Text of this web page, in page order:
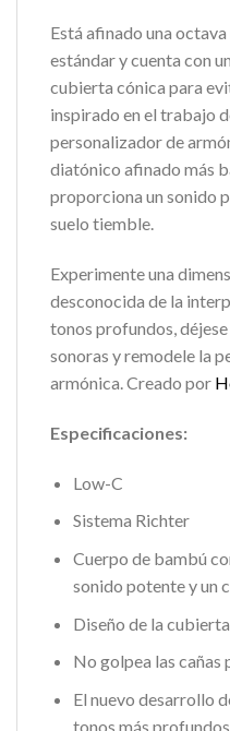
Está afinado una
estándar y cuenta con
cubierta cónica para
inspirado en el trabajo
personalizador de
diatónico afinado más
proporciona un sonido
suelo tiemble.
Experimente una
desconocida de la
tonos profundos,
sonoras y remodele la
armónica. Creado por
Especificaciones:
Low-C
Sistema Richter
Cuerpo de bambú
sonido potente y un
Diseño de la
No golpea las cañas
El nuevo desarrollo
tonos más profundos